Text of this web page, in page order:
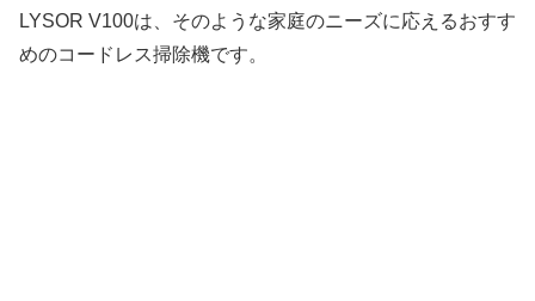
LYSOR V100は、そのような家庭のニーズに応えるおすす
めのコードレス掃除機です。